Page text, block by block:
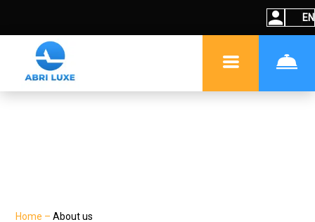
EN
Home –About us